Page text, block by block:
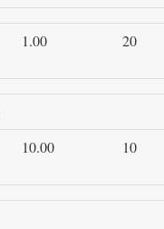
1.00 20
10.00 10